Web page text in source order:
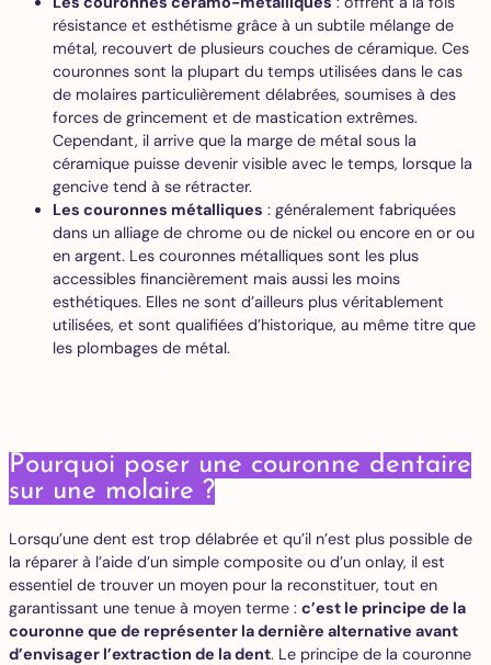
résistance et esthétisme grâce à un subtile mélange de
métal, recouvert de plusieurs couches de céramique. Ces
couronnes sont la plupart du temps utilisées dans le cas
de molaires particulièrement délabrées, soumises à des
forces de grincement et de mastication extrêmes.
Cependant, il arrive que la marge de métal sous la
céramique puisse devenir visible avec le temps, lorsque la
gencive tend à se rétracter.
Les couronnes métalliques : généralement fabriquées
dans un alliage de chrome ou de nickel ou encore en or ou
en argent. Les couronnes métalliques sont les plus
accessibles financièrement mais aussi les moins
esthétiques. Elles ne sont d’ailleurs plus véritablement
utilisées, et sont qualifiées d’historique, au même titre que
les plombages de métal.
Pourquoi poser une couronne dentaire
sur une molaire ?
Lorsqu’une dent est trop délabrée et qu’il n’est plus possible de
la réparer à l’aide d’un simple composite ou d’un onlay, il est
essentiel de trouver un moyen pour la reconstituer, tout en
garantissant une tenue à moyen terme : c’est le principe de la
couronne que de représenter la dernière alternative avant
d’envisager l’extraction de la dent. Le principe de la couronne